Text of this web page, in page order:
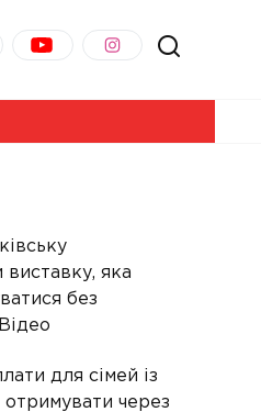
виставку, яка
без
для сімей із
через